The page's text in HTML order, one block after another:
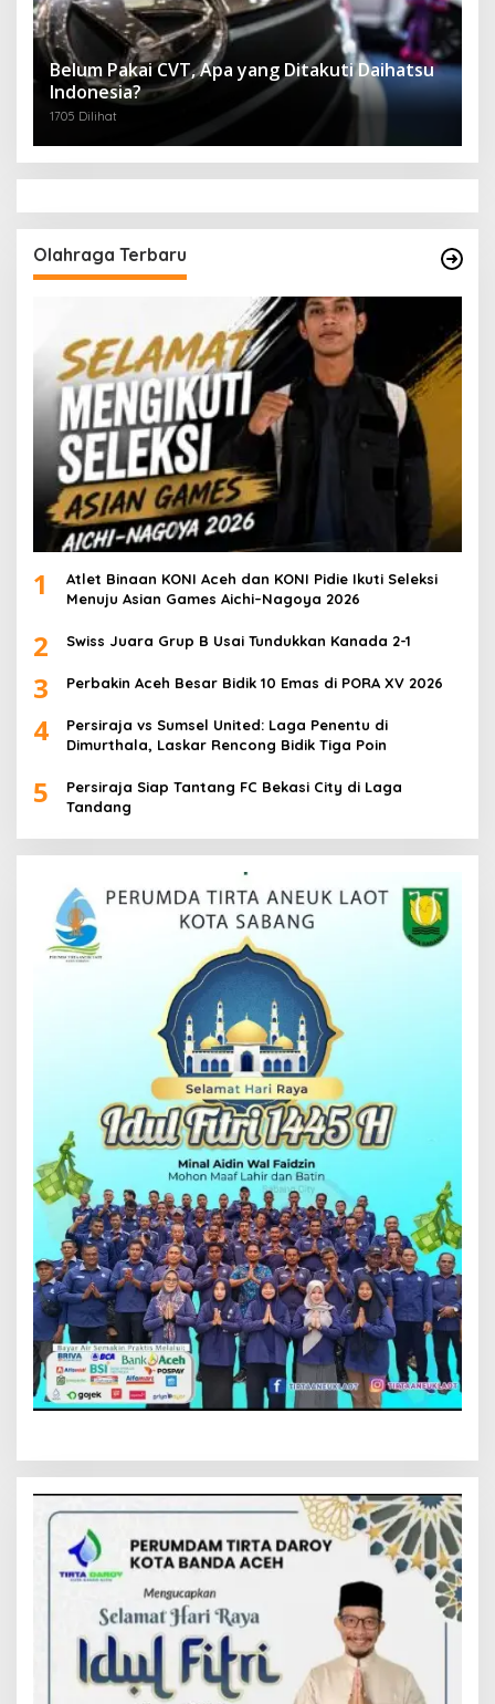
Belum Pakai CVT, Apa yang Ditakuti Daihatsu
Indonesia?
1705 Dilihat
Olahraga Terbaru
1
Atlet Binaan KONI Aceh dan KONI Pidie Ikuti Seleksi
Menuju Asian Games Aichi–Nagoya 2026
2 Swiss Juara Grup B Usai Tundukkan Kanada 2-1
3 Perbakin Aceh Besar Bidik 10 Emas di PORA XV 2026
4
Persiraja vs Sumsel United: Laga Penentu di
Dimurthala, Laskar Rencong Bidik Tiga Poin
5
Persiraja Siap Tantang FC Bekasi City di Laga
Tandang